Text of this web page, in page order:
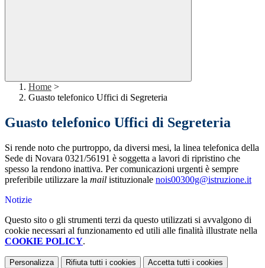
Home >
Guasto telefonico Uffici di Segreteria
Guasto telefonico Uffici di Segreteria
Si rende noto che purtroppo, da diversi mesi, la linea telefonica della
Sede di Novara 0321/56191 è soggetta a lavori di ripristino che
spesso la rendono inattiva. Per comunicazioni urgenti è sempre
preferibile utilizzare la mail istituzionale nois00300g@istruzione.it
Notizie
Questo sito o gli strumenti terzi da questo utilizzati si avvalgono di
cookie necessari al funzionamento ed utili alle finalità illustrate nella
COOKIE POLICY.
Personalizza Rifiuta tutti i cookies Accetta tutti i cookies